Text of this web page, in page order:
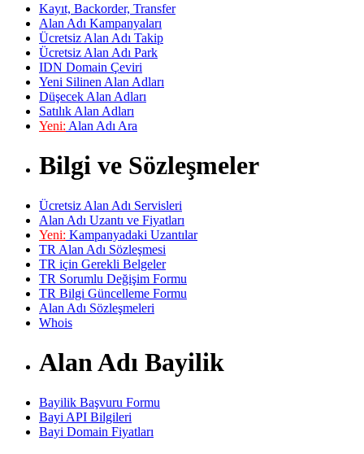
Kayıt, Backorder, Transfer
Alan Adı Kampanyaları
Ücretsiz Alan Adı Takip
Ücretsiz Alan Adı Park
IDN Domain Çeviri
Yeni Silinen Alan Adları
Düşecek Alan Adları
Satılık Alan Adları
Yeni: Alan Adı Ara
Bilgi ve Sözleşmeler
Ücretsiz Alan Adı Servisleri
Alan Adı Uzantı ve Fiyatları
Yeni: Kampanyadaki Uzantılar
TR Alan Adı Sözleşmesi
TR için Gerekli Belgeler
TR Sorumlu Değişim Formu
TR Bilgi Güncelleme Formu
Alan Adı Sözleşmeleri
Whois
Alan Adı Bayilik
Bayilik Başvuru Formu
Bayi API Bilgileri
Bayi Domain Fiyatları